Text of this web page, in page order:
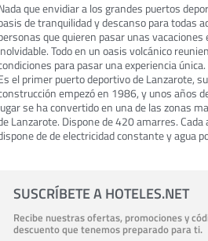
que envidiar a los grandes puertos
de tranquilidad y descanso para todas
que quieren pasar unas vacaciones
Todo en un oasis volcánico
para pasar una experiencia única.
el primer puerto deportivo de Lanzarote, su
empezó en 1986, y unos años
se ha convertido en una de las zonas
Lanzarote. Dispone de 420 amarres. Cada
de de electricidad constante y agua
SUSCRÍBETE A HOTELES.NET
Recibe nuestras ofertas, promociones y
descuento que tenemos preparado para ti.